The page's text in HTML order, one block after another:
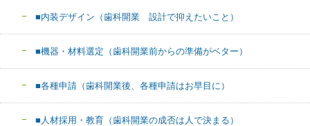
■内装デザイン（歯科開業 設計で抑えたいこと）
■機器・材料選定（歯科開業前からの準備がベター）
■各種申請（歯科開業後、各種申請はお早目に）
■人材採用・教育（歯科開業の成否は人で決まる）